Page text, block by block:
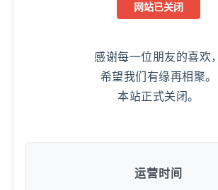
网站已关闭
感谢每一位朋友的喜欢，
希望我们有缘再相聚。
本站正式关闭。
运营时间